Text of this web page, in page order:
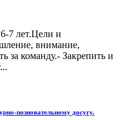
7 лет.Цели и
внимание,
за команду.- Закрепить и
позновательному досугу.